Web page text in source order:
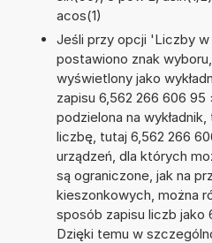
acos(1)
Jeśli przy opcji 'Liczby
postawiono znak
wyświetlony jako
zapisu 6,562 266 606 95
podzielona na wykładnik,
liczbę, tutaj 6,562 266
urządzeń, dla których
są ograniczone, jak na
kieszonkowych, można
sposób zapisu liczb jako
Dzięki temu w